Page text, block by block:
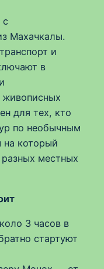
с
Махачкалы.
и
в
живописных
для тех, кто
по необычным
на который
местных
3 часов в
стартуют